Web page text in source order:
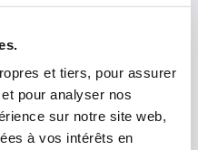
et tiers, pour assurer
pour analyser nos
sur notre site web,
à vos intérêts en